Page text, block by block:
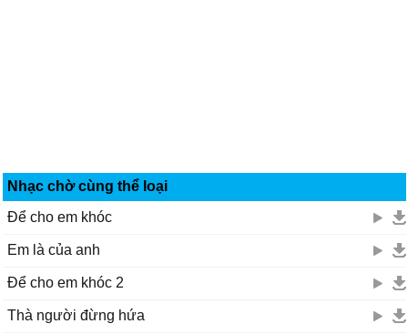
Nhạc chờ cùng thể loại
Để cho em khóc
Em là của anh
Để cho em khóc 2
Thà người đừng hứa